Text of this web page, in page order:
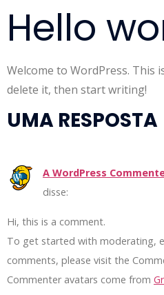
Hello
Welcome to WordPress. This
delete it, then start writing!
UMA RESPOSTA
A WordPress
disse:
Hi, this is a comment.
To get started with moderating,
comments, please visit the
Commenter avatars come from